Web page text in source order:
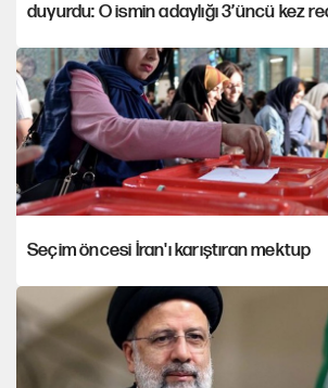
duyurdu: O ismin adaylığı 3’üncü kez
Seçim öncesi İran'ı karıştıran mektup